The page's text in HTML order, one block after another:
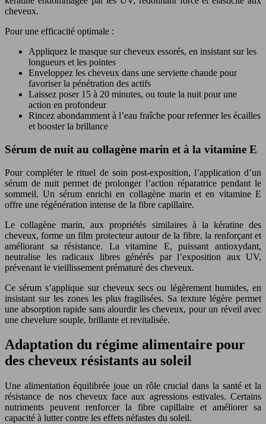
cheveux.
Pour une efficacité optimale :
Appliquez le masque sur cheveux essorés, en insistant sur les
longueurs et les pointes
Enveloppez les cheveux dans une serviette chaude pour
favoriser la pénétration des actifs
Laissez poser 15 à 20 minutes, ou toute la nuit pour une
action en profondeur
Rincez abondamment à l’eau fraîche pour refermer les écailles
et booster la brillance
Sérum de nuit au collagène marin et à la vitamine E
Pour compléter le rituel de soin post-exposition, l’application d’un
sérum de nuit permet de prolonger l’action réparatrice pendant le
sommeil. Un sérum enrichi en collagène marin et en vitamine E
offre une régénération intense de la fibre capillaire.
Le collagène marin, aux propriétés similaires à la kératine des
cheveux, forme un film protecteur autour de la fibre, la renforçant et
améliorant sa résistance. La vitamine E, puissant antioxydant,
neutralise les radicaux libres générés par l’exposition aux UV,
prévenant le vieillissement prématuré des cheveux.
Ce sérum s’applique sur cheveux secs ou légèrement humides, en
insistant sur les zones les plus fragilisées. Sa texture légère permet
une absorption rapide sans alourdir les cheveux, pour un réveil avec
une chevelure souple, brillante et revitalisée.
Adaptation du régime alimentaire pour
des cheveux résistants au soleil
Une alimentation équilibrée joue un rôle crucial dans la santé et la
résistance de nos cheveux face aux agressions estivales. Certains
nutriments peuvent renforcer la fibre capillaire et améliorer sa
capacité à lutter contre les effets néfastes du soleil.